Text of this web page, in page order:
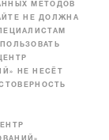
МЕТОДОВ
НЕ ДОЛЖНА
НЕ НЕСЁТ